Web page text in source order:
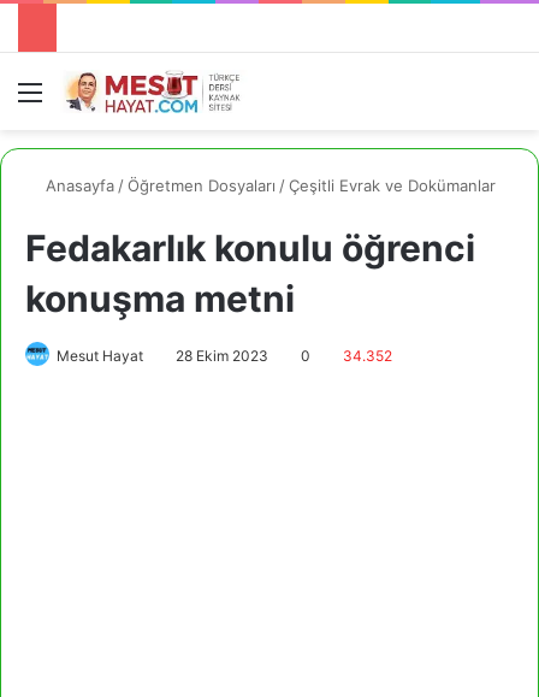
Menü
Anasayfa /Öğretmen Dosyaları /Çeşitli Evrak ve Dokümanlar
Fedakarlık konulu öğrenci
konuşma metni
Mesut Hayat 28 Ekim 2023 0 34.352